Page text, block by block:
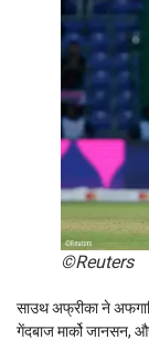
©Reuters
साउथ अफ्रीका ने
गेंदबाज मार्को जानसन,